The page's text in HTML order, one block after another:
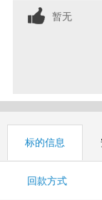
暂无
标的信息
回款方式